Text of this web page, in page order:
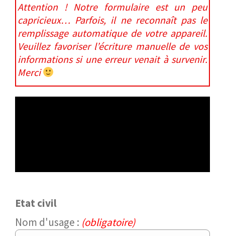
Attention ! Notre formulaire est un peu
capricieux… Parfois, il ne reconnaît pas le
remplissage automatique de votre appareil.
Veuillez favoriser l’écriture manuelle de vos
informations si une erreur venait à survenir.
Merci
Etat civil
Nom d'usage : (obligatoire)